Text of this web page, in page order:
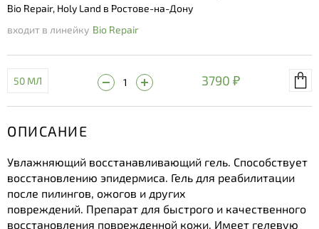
Bio Repair, Holy Land в Ростове-на-Дону
входит в линейку Bio Repair
50 МЛ 3790 ₽
ОПИСАНИЕ
Увлажняющий восстанавливающий гель. Способствует
восстановлению эпидермиса. Гель для реабилитации
после пилингов, ожогов и других
повреждений. Препарат для быстрого и качественного
восстановления поврежденной кожи. Имеет гелевую